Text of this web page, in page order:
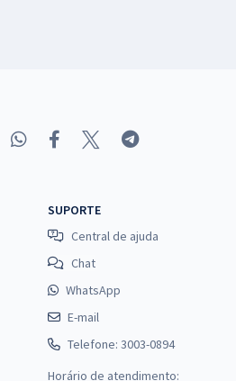
SUPORTE
Central de ajuda
Chat
WhatsApp
E-mail
Telefone: 3003-0894
Horário de atendimento: